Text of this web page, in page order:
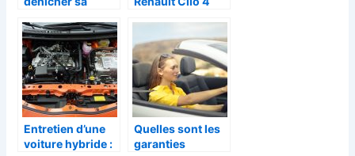
d’occasion sur
internet sans se
tromper ?
Entretien d’une
voiture hybride :
Quelles sont les
garanties